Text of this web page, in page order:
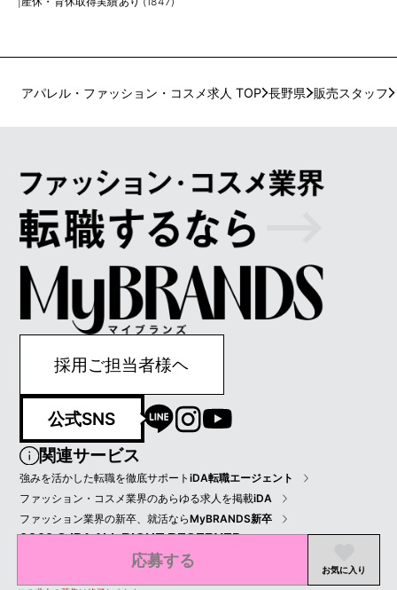
応募する お気に入り
アパレル・ファッション・コスメ求人 TOP 長野県 販売スタッフ
採用ご担当者様ヘ
公式SNS
関連サービス
強みを活かした転職を徹底サポートiDA転職エージェント
ファッション・コスメ業界のあらゆる求人を掲載iDA
ファッション業界の新卒、就活ならMyBRANDS新卒
2022 © IDA ALL RIGHT RESERVED.
プライバシーポリシー会員規約